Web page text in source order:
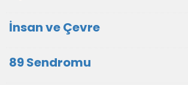
İnsan ve Çevre
89 Sendromu